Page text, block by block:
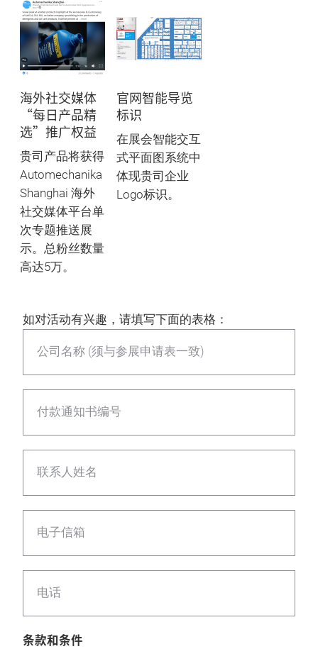
海外社交媒体
“每日产品精
选”推广权益
贵司产品将获得
Automechanika
Shanghai 海外
社交媒体平台单
次专题推送展
示。总粉丝数量
高达5万。
官网智能导览
标识
在展会智能交互
式平面图系统中
体现贵司企业
Logo标识。
如对活动有兴趣，请填写下面的表格：
公司名称 (须与参展申请表一致)
付款通知书编号
联系人姓名
电子信箱
电话
条款和条件